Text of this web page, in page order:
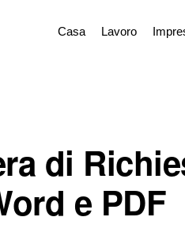
Casa Lavoro
di
e PDF